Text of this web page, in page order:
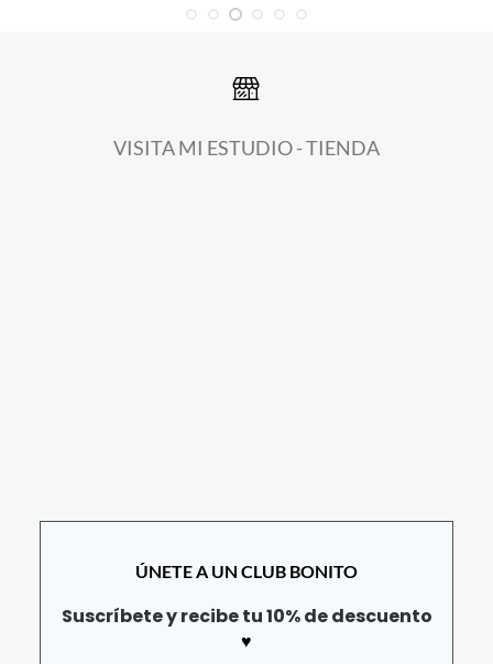
VISITA MI ESTUDIO - TIENDA
ÚNETE A UN CLUB BONITO
Suscríbete y recibe tu 10% de descuento
♥